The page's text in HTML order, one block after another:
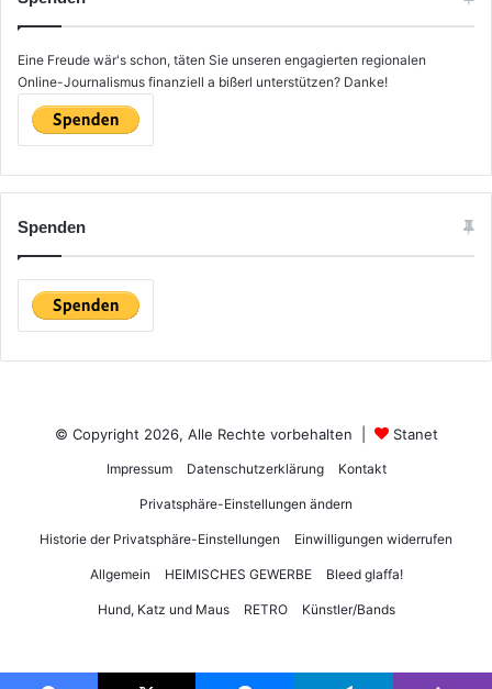
Eine Freude wär's schon, täten Sie unseren engagierten regionalen
Online-Journalismus finanziell a bißerl unterstützen? Danke!
Spenden
© Copyright 2026, Alle Rechte vorbehalten | Stanet
Impressum Datenschutzerklärung Kontakt
Privatsphäre-Einstellungen ändern
Historie der Privatsphäre-Einstellungen Einwilligungen widerrufen
Allgemein HEIMISCHES GEWERBE Bleed glaffa!
Hund, Katz und Maus RETRO Künstler/Bands